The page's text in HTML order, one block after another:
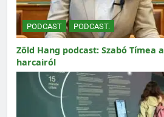
PODCAST PODCAST.
Zöld Hang podcast: Szabó Tímea
harcairól